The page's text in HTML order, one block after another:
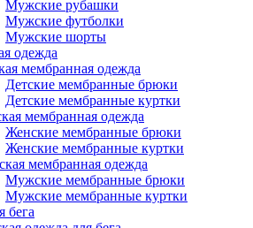
Мужские рубашки
Мужские футболки
Мужские шорты
одежда
мембранная одежда
Детские мембранные брюки
Детские мембранные куртки
мембранная одежда
Женские мембранные брюки
Женские мембранные куртки
мембранная одежда
Мужские мембранные брюки
Мужские мембранные куртки
бега